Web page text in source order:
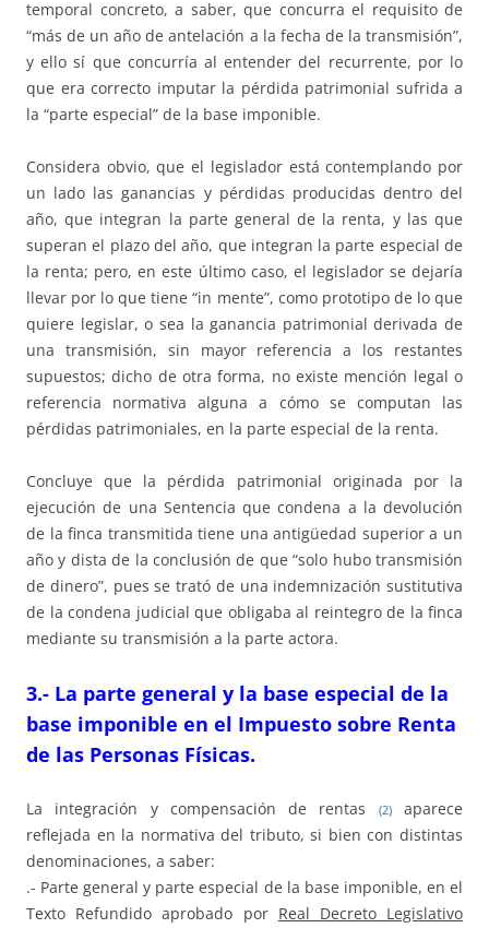
temporal concreto, a saber, que concurra el requisito de
“más de un año de antelación a la fecha de la transmisión”,
y ello sí que concurría al entender del recurrente, por lo
que era correcto imputar la pérdida patrimonial sufrida a
la “parte especial” de la base imponible.
Considera obvio, que el legislador está contemplando por
un lado las ganancias y pérdidas producidas dentro del
año, que integran la parte general de la renta, y las que
superan el plazo del año, que integran la parte especial de
la renta; pero, en este último caso, el legislador se dejaría
llevar por lo que tiene “in mente”, como prototipo de lo que
quiere legislar, o sea la ganancia patrimonial derivada de
una transmisión, sin mayor referencia a los restantes
supuestos; dicho de otra forma, no existe mención legal o
referencia normativa alguna a cómo se computan las
pérdidas patrimoniales, en la parte especial de la renta.
Concluye que la pérdida patrimonial originada por la
ejecución de una Sentencia que condena a la devolución
de la finca transmitida tiene una antigüedad superior a un
año y dista de la conclusión de que “solo hubo transmisión
de dinero”, pues se trató de una indemnización sustitutiva
de la condena judicial que obligaba al reintegro de la finca
mediante su transmisión a la parte actora.
3.- La parte general y la base especial de la
base imponible en el Impuesto sobre Renta
de las Personas Físicas.
La integración y compensación de rentas (2)
aparece
reflejada en la normativa del tributo, si bien con distintas
denominaciones, a saber:
.- Parte general y parte especial de la base imponible, en el
Texto Refundido aprobado por Real Decreto Legislativo